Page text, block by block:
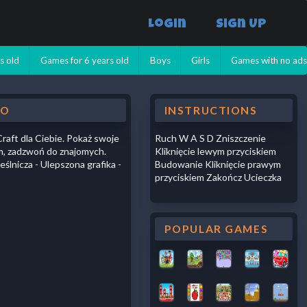
Login Sign Up
old Games for 6 years old Boys Girls Games with no ads
dla Ciebie. Pokaż swoje
zadzwoń do znajomych.
- Ulepszona grafika -
INSTRUCTIONS
Ruch W A S D Zniszczenie
Kliknięcie lewym przyciskiem
Budowanie Kliknięcie prawym
przyciskiem Zakończ Ucieczka
POPULAR GAMES